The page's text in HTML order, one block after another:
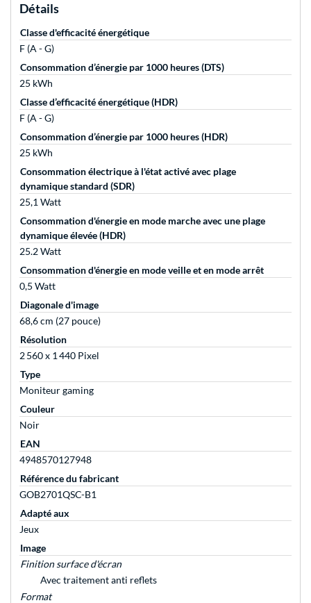
Détails
Classe d'efficacité énergétique
F (A - G)
Consommation d’énergie par 1000 heures (DTS)
25 kWh
Classe d’efficacité énergétique (HDR)
F (A - G)
Consommation d’énergie par 1000 heures (HDR)
25 kWh
Consommation électrique à l'état activé avec plage
dynamique standard (SDR)
25,1 Watt
Consommation d'énergie en mode marche avec une plage
dynamique élevée (HDR)
25.2 Watt
Consommation d'énergie en mode veille et en mode arrêt
0,5 Watt
Diagonale d'image
68,6 cm (27 pouce)
Résolution
2 560 x 1 440 Pixel
Type
Moniteur gaming
Couleur
Noir
EAN
4948570127948
Référence du fabricant
GOB2701QSC-B1
Adapté aux
Jeux
Image
Finition surface d'écran
Avec traitement anti reflets
Format